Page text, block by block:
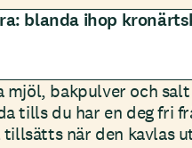
blanda ihop
mjöl, bakpulver och
tills du har en deg fri
när den kavlas